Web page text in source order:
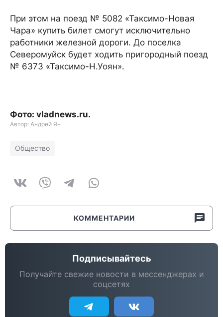
При этом на поезд № 5082 «Таксимо-Новая
Чара» купить билет смогут исключительно
работники железной дороги. До поселка
Северомуйск будет ходить пригородный поезд
№ 6373 «Таксимо-Н.Уоян».
Фото: vladnews.ru.
Автор: Андрей Ян
Общество
КОММЕНТАРИИ
Подписывайтесь
Получайте свежие новости в мессенджерах и
соцсетях